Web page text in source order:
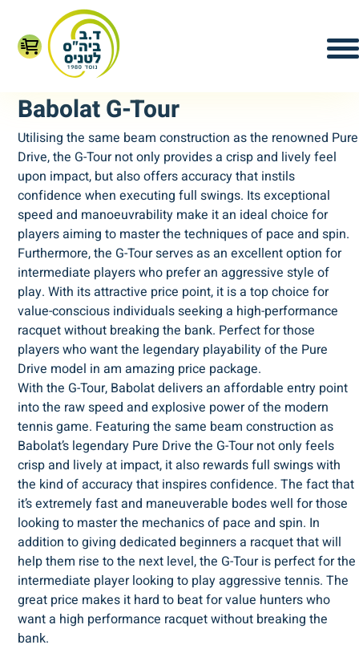
Babolat G-Tour
Utilising the same beam construction as the renowned Pure
Drive, the G-Tour not only provides a crisp and lively feel
upon impact, but also offers accuracy that instils
confidence when executing full swings. Its exceptional
speed and manoeuvrability make it an ideal choice for
players aiming to master the techniques of pace and spin.
Furthermore, the G-Tour serves as an excellent option for
intermediate players who prefer an aggressive style of
play. With its attractive price point, it is a top choice for
value-conscious individuals seeking a high-performance
racquet without breaking the bank. Perfect for those
players who want the legendary playability of the Pure
Drive model in am amazing price package.
With the G-Tour, Babolat delivers an affordable entry point
into the raw speed and explosive power of the modern
tennis game. Featuring the same beam construction as
Babolat’s legendary Pure Drive the G-Tour not only feels
crisp and lively at impact, it also rewards full swings with
the kind of accuracy that inspires confidence. The fact that
it’s extremely fast and maneuverable bodes well for those
looking to master the mechanics of pace and spin. In
addition to giving dedicated beginners a racquet that will
help them rise to the next level, the G-Tour is perfect for the
intermediate player looking to play aggressive tennis. The
great price makes it hard to beat for value hunters who
want a high performance racquet without breaking the
bank.